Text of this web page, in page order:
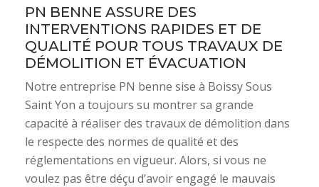
PN BENNE ASSURE DES
INTERVENTIONS RAPIDES ET DE
QUALITÉ POUR TOUS TRAVAUX DE
DÉMOLITION ET ÉVACUATION
Notre entreprise PN benne sise à Boissy Sous
Saint Yon a toujours su montrer sa grande
capacité à réaliser des travaux de démolition dans
le respecte des normes de qualité et des
réglementations en vigueur. Alors, si vous ne
voulez pas être déçu d’avoir engagé le mauvais